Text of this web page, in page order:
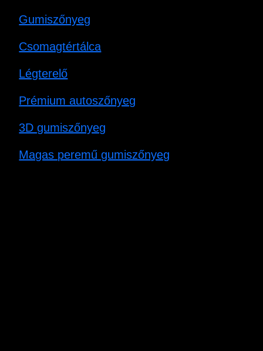
Gumiszőnyeg
Csomagtértálca
Légterelő
Prémium autoszőnyeg
3D gumiszőnyeg
Magas peremű gumiszőnyeg